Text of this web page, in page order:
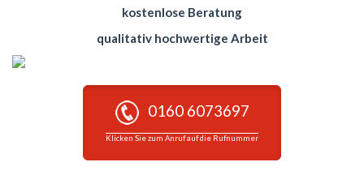
kostenlose Beratung
qualitativ hochwertige Arbeit
0160 6073697
Klicken Sie zum Anruf auf die Rufnummer